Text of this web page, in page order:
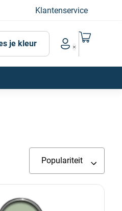
Klantenservice
je kleur
Account menu
Naar mijn
Populariteit